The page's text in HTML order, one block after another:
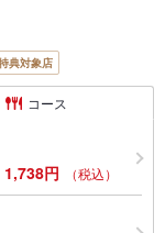
典対象店
コース
1,738円 （税込）